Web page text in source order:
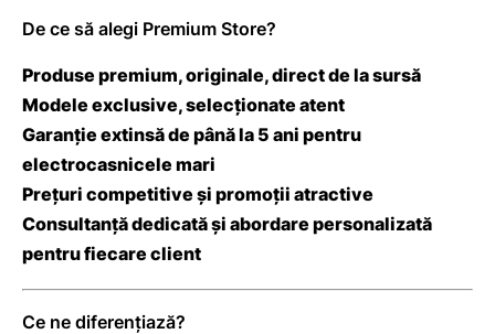
De ce să alegi Premium Store?
Produse premium, originale, direct de la sursă
Modele exclusive, selecționate atent
Garanție extinsă de până la 5 ani pentru
electrocasnicele mari
Prețuri competitive și promoții atractive
Consultanță dedicată și abordare personalizată
pentru fiecare client
Ce ne diferențiază?